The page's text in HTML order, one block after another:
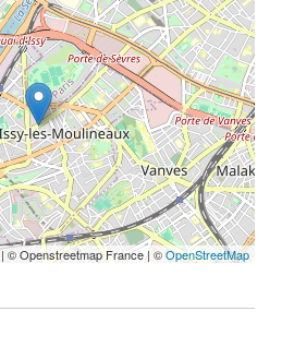
|© Openstreetmap France | ©OpenStreetMap